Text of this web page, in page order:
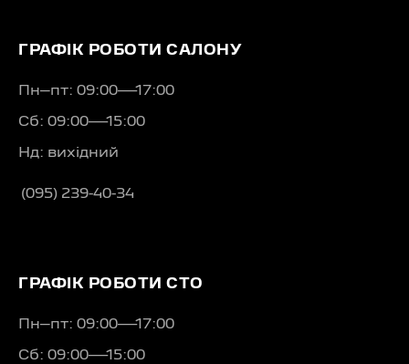
ГРАФІК РОБОТИ САЛОНУ
Пн–пт: 09:00—17:00
Сб: 09:00—15:00
Нд: вихідний
(095) 239-40-34
ГРАФІК РОБОТИ СТО
Пн–пт: 09:00—17:00
Сб: 09:00—15:00